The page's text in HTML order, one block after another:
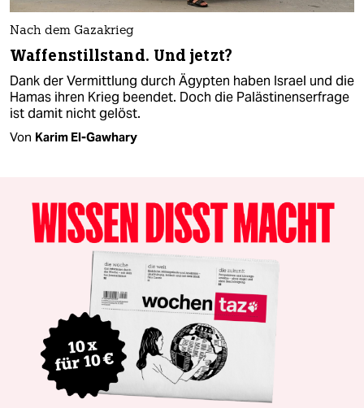
Nach dem Gazakrieg
Waffenstillstand. Und jetzt?
Dank der Vermittlung durch Ägypten haben Israel und die
Hamas ihren Krieg beendet. Doch die Palästinenserfrage
ist damit nicht gelöst.
Von Karim El-Gawhary